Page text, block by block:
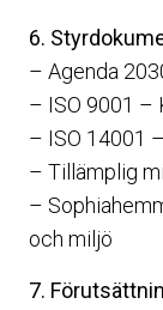
6.
– Agenda
– ISO 9001 –
– ISO 14001
– Tillämplig
–
och miljö
7.